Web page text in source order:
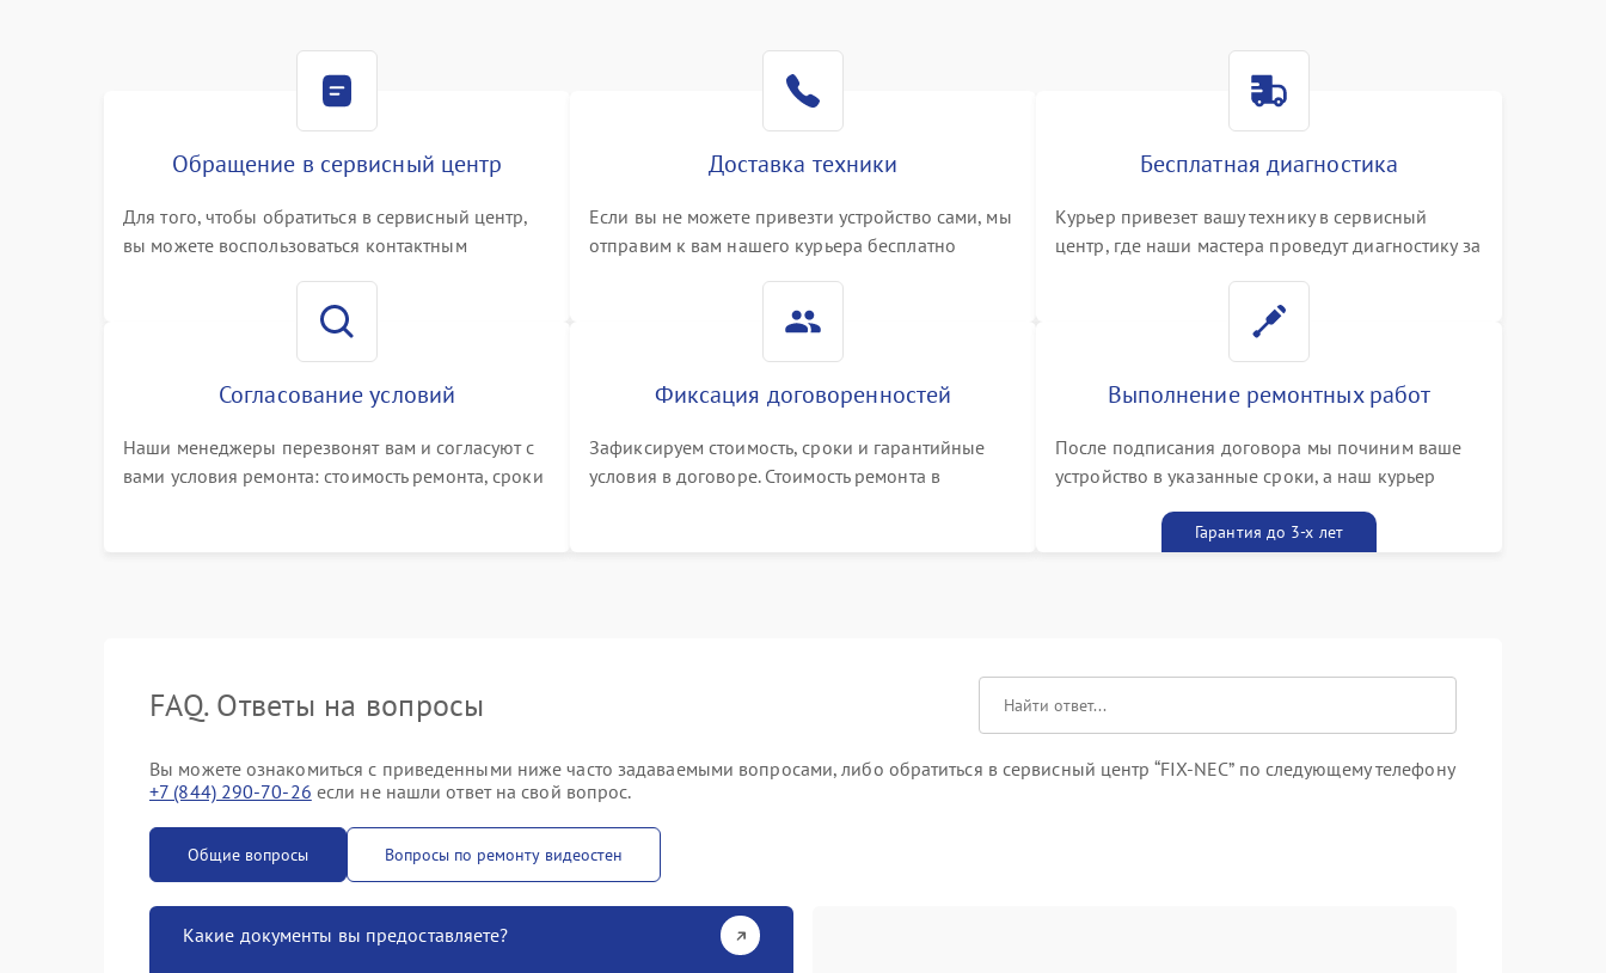
Обращение в сервисный центр
Для того, чтобы обратиться в сервисный центр,
вы можете воспользоваться контактным
номер телефона на сайте
Доставка техники
Если вы не можете привезти устройство сами, мы
отправим к вам нашего курьера бесплатно
Бесплатная диагностика
Курьер привезет вашу технику в сервисный
центр, где наши мастера проведут диагностику за
Согласование условий
Наши менеджеры перезвонят вам и согласуют с
вами условия ремонта: стоимость ремонта, сроки
Фиксация договоренностей
Зафиксируем стоимость, сроки и гарантийные
условия в договоре. Стоимость ремонта в
Выполнение ремонтных работ
После подписания договора мы починим ваше
устройство в указанные сроки, а наш курьер
талоном бесплатноГарантия до 3-х лет
FAQ. Ответы на вопросы
Вы можете ознакомиться с приведенными ниже часто задаваемыми вопросами, либо обратиться в сервисный центр “FIX-NEC” по следующему телефону
+7 (844) 290-70-26 если не нашли ответ на свой вопрос.
Общие вопросы Вопросы по ремонту видеостен
Какие документы вы предоставляете?